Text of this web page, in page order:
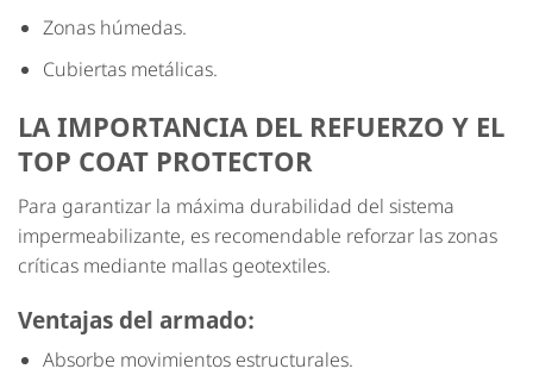
Zonas húmedas.
Cubiertas metálicas.
LA IMPORTANCIA DEL REFUERZO Y EL
TOP COAT PROTECTOR
Para garantizar la máxima durabilidad del sistema
impermeabilizante, es recomendable reforzar las zonas
críticas mediante mallas geotextiles.
Ventajas del armado:
Absorbe movimientos estructurales.